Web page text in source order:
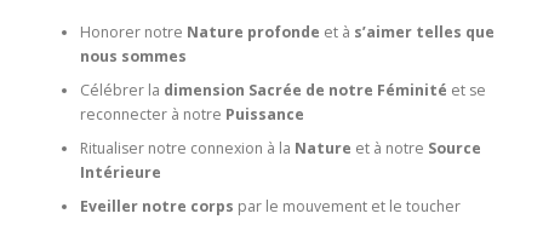
Honorer notre Nature profonde et à s’aimer telles que
nous sommes
Célébrer la dimension Sacrée de notre Féminité et se
reconnecter à notre Puissance
Ritualiser notre connexion à la Nature et à notre Source
Intérieure
Eveiller notre corps par le mouvement et le toucher